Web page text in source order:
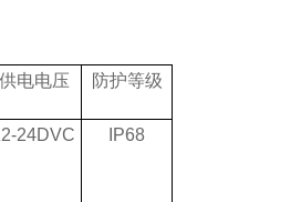
供电电压 防护等级
24DVC IP68